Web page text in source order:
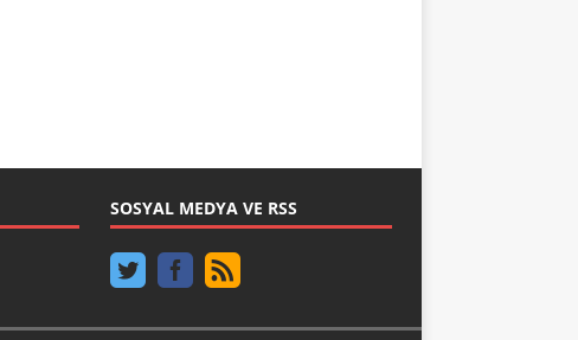
SOSYAL MEDYA VE RSS